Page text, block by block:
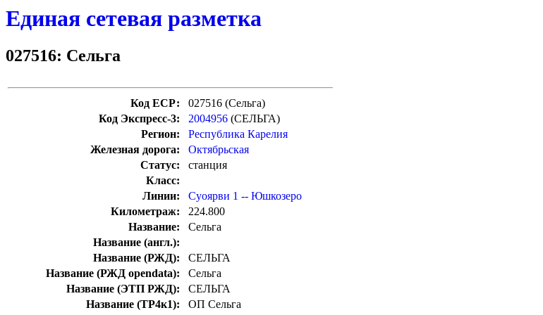
Единая сетевая разметка
027516: Сельга
Код ЕСР:
027516 (Сельга)
Код Экспресс-3:
2004956 (СЕЛЬГА)
Регион:
Республика Карелия
Железная дорога:
Октябрьская
Статус:
станция
Класс:
Линии:
Суоярви 1 -- Юшкозеро
Километраж:
224.800
Название:
Сельга
Название (англ.):
Название (РЖД):
СЕЛЬГА
Название (РЖД opendata):
Сельга
Название (ЭТП РЖД):
СЕЛЬГА
Название (ТР4к1):
ОП Сельга